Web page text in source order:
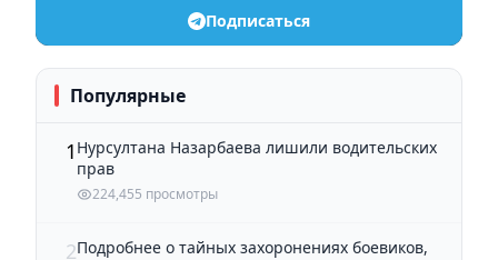
Подписаться
Популярные
1 Нурсултана Назарбаева лишили водительских
прав
224,455 просмотры
2Подробнее о тайных захоронениях боевиков,